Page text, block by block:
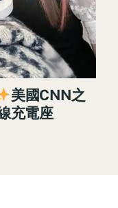
美國CNN之
充電座